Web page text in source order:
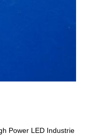
Power LED Industrie